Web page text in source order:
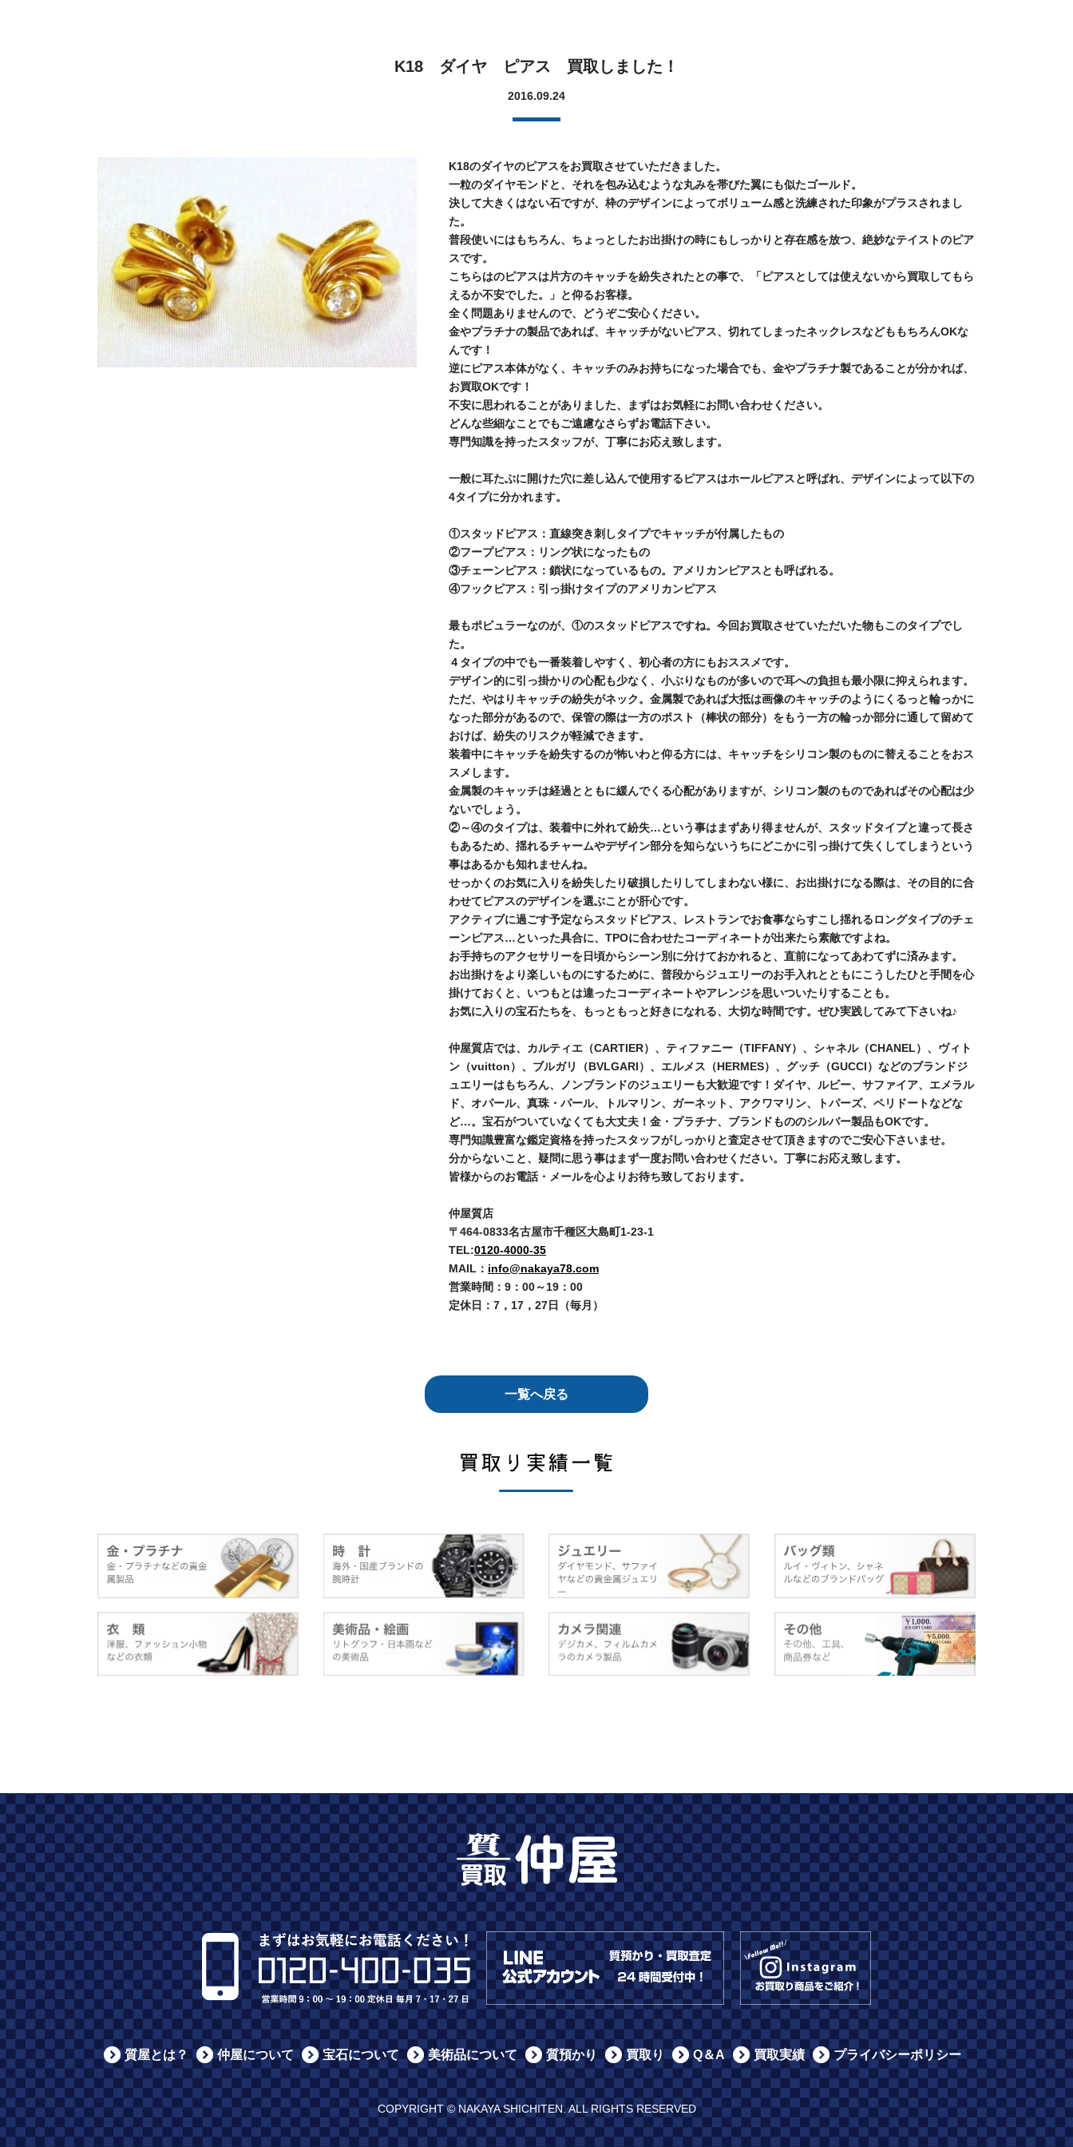
K18 ダイヤ ピアス 買取しました！
2016.09.24
K18のダイヤのピアスをお買取させていただきました。
一粒のダイヤモンドと、それを包み込むような丸みを帯びた翼にも似たゴールド。
決して大きくはない石ですが、枠のデザインによってボリューム感と洗練された印象がプラスされまし
た。
普段使いにはもちろん、ちょっとしたお出掛けの時にもしっかりと存在感を放つ、絶妙なテイストのピア
スです。
こちらはのピアスは片方のキャッチを紛失されたとの事で、「ピアスとしては使えないから買取してもら
えるか不安でした。」と仰るお客様。
全く問題ありませんので、どうぞご安心ください。
金やプラチナの製品であれば、キャッチがないピアス、切れてしまったネックレスなどももちろんOKな
んです！
逆にピアス本体がなく、キャッチのみお持ちになった場合でも、金やプラチナ製であることが分かれば、
お買取OKです！
不安に思われることがありました、まずはお気軽にお問い合わせください。
どんな些細なことでもご遠慮なさらずお電話下さい。
専門知識を持ったスタッフが、丁寧にお応え致します。
一般に耳たぶに開けた穴に差し込んで使用するピアスはホールピアスと呼ばれ、デザインによって以下の
4タイプに分かれます。
①スタッドピアス：直線突き刺しタイプでキャッチが付属したもの
②フープピアス：リング状になったもの
③チェーンピアス：鎖状になっているもの。アメリカンピアスとも呼ばれる。
④フックピアス：引っ掛けタイプのアメリカンピアス
最もポピュラーなのが、①のスタッドピアスですね。今回お買取させていただいた物もこのタイプでし
た。
４タイプの中でも一番装着しやすく、初心者の方にもおススメです。
デザイン的に引っ掛かりの心配も少なく、小ぶりなものが多いので耳への負担も最小限に抑えられます。
ただ、やはりキャッチの紛失がネック。金属製であれば大抵は画像のキャッチのようにくるっと輪っかに
なった部分があるので、保管の際は一方のポスト（棒状の部分）をもう一方の輪っか部分に通して留めて
おけば、紛失のリスクが軽減できます。
装着中にキャッチを紛失するのが怖いわと仰る方には、キャッチをシリコン製のものに替えることをおス
スメします。
金属製のキャッチは経過とともに緩んでくる心配がありますが、シリコン製のものであればその心配は少
ないでしょう。
②～④のタイプは、装着中に外れて紛失…という事はまずあり得ませんが、スタッドタイプと違って長さ
もあるため、揺れるチャームやデザイン部分を知らないうちにどこかに引っ掛けて失くしてしまうという
事はあるかも知れませんね。
せっかくのお気に入りを紛失したり破損したりしてしまわない様に、お出掛けになる際は、その目的に合
わせてピアスのデザインを選ぶことが肝心です。
アクティブに過ごす予定ならスタッドピアス、レストランでお食事ならすこし揺れるロングタイプのチェ
ーンピアス…といった具合に、TPOに合わせたコーディネートが出来たら素敵ですよね。
お手持ちのアクセサリーを日頃からシーン別に分けておかれると、直前になってあわてずに済みます。
お出掛けをより楽しいものにするために、普段からジュエリーのお手入れとともにこうしたひと手間を心
掛けておくと、いつもとは違ったコーディネートやアレンジを思いついたりすることも。
お気に入りの宝石たちを、もっともっと好きになれる、大切な時間です。ぜひ実践してみて下さいね♪
仲屋質店では、カルティエ（CARTIER）、ティファニー（TIFFANY）、シャネル（CHANEL）、ヴィト
ン（vuitton）、ブルガリ（BVLGARI）、エルメス（HERMES）、グッチ（GUCCI）などのブランドジ
ュエリーはもちろん、ノンブランドのジュエリーも大歓迎です！ダイヤ、ルビー、サファイア、エメラル
ド、オパール、真珠・パール、トルマリン、ガーネット、アクワマリン、トパーズ、ペリドートなどな
ど…。宝石がついていなくても大丈夫！金・プラチナ、ブランドもののシルバー製品もOKです。
専門知識豊富な鑑定資格を持ったスタッフがしっかりと査定させて頂きますのでご安心下さいませ。
分からないこと、疑問に思う事はまず一度お問い合わせください。丁寧にお応え致します。
皆様からのお電話・メールを心よりお待ち致しております。
仲屋質店
〒464-0833名古屋市千種区大島町1-23-1
TEL:0120-4000-35
MAIL： info@nakaya78.com
営業時間：9：00～19：00
定休日：7，17，27日（毎月）
一覧へ戻る
質屋とは？ 仲屋について 宝石について 美術品について 質預かり 買取り Q＆A 買取実績 プライバシーポリシー
COPYRIGHT © NAKAYA SHICHITEN. ALL RIGHTS RESERVED